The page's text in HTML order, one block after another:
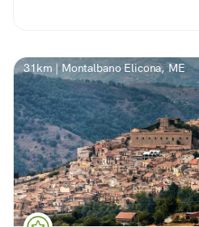
31km | Montalbano Elicona, ME